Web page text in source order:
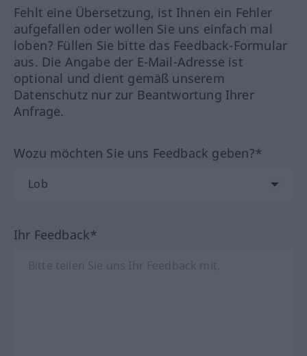
Fehlt eine Übersetzung, ist Ihnen ein Fehler
aufgefallen oder wollen Sie uns einfach mal
loben? Füllen Sie bitte das Feedback-Formular
aus. Die Angabe der E-Mail-Adresse ist
optional und dient gemäß unserem
Datenschutz nur zur Beantwortung Ihrer
Anfrage.
Wozu möchten Sie uns Feedback geben?*
Ihr Feedback*